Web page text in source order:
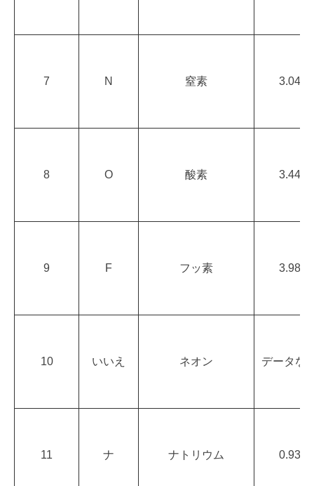
7 N 窒素 3.04
8 O 酸素 3.44
9 F フッ素 3.98
10 いいえ ネオン データな
11 ナ ナトリウム 0.93